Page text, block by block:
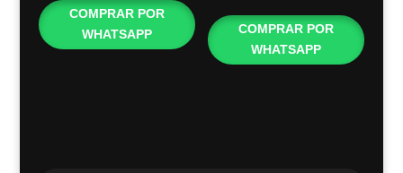
COMPRAR POR
WHATSAPP
COMPRAR POR
WHATSAPP